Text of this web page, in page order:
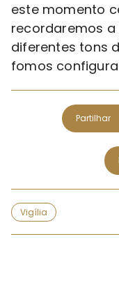
este momento
recordaremos
diferentes tons
fomos
Partilhar
Vigília